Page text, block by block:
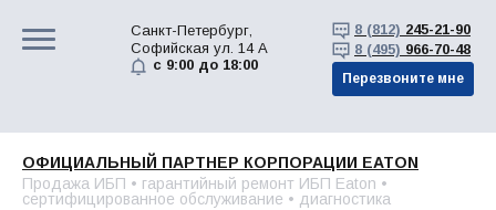
Санкт-Петербург,
Софийская ул. 14 А
с 9:00 до 18:00
8 (812) 245-21-90
8 (495) 966-70-48
Перезвоните мне
ОФИЦИАЛЬНЫЙ ПАРТНЕР КОРПОРАЦИИ EATON
Продажа ИБП • гарантийный ремонт ИБП Eaton •
сертифицированное обслуживание • диагностика